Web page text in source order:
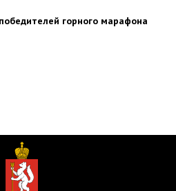
горного марафона